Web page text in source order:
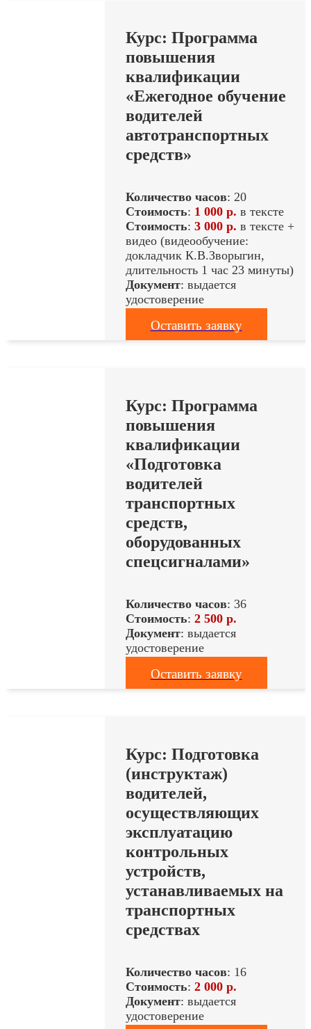
Курс: Программа
повышения
квалификации
«Ежегодное обучение
водителей
автотранспортных
средств»
Количество часов: 20
Стоимость: 1 000 р. в тексте
Стоимость: 3 000 р. в тексте +
видео (видеообучение:
докладчик К.В.Зворыгин,
длительность 1 час 23 минуты)
Документ: выдается
удостоверение
Оставить заявку
Курс: Программа
повышения
квалификации
«Подготовка
водителей
транспортных
средств,
оборудованных
спецсигналами»
Количество часов: 36
Стоимость: 2 500 р.
Документ: выдается
удостоверение
Оставить заявку
Курс: Подготовка
(инструктаж)
водителей,
осуществляющих
эксплуатацию
контрольных
устройств,
устанавливаемых на
транспортных
средствах
Количество часов: 16
Стоимость: 2 000 р.
Документ: выдается
удостоверение